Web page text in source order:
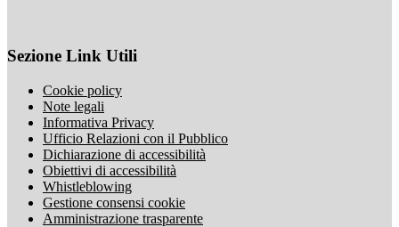
Sezione Link Utili
Cookie policy
Note legali
Informativa Privacy
Ufficio Relazioni con il Pubblico
Dichiarazione di accessibilità
Obiettivi di accessibilità
Whistleblowing
Gestione consensi cookie
Amministrazione trasparente